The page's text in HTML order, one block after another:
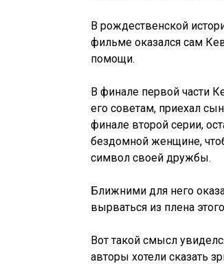
В рождественской
фильме оказался сам
помощи.
В финале первой части
его советам, приехал
финале второй серии,
бездомной женщине,
символ своей дружбы.
Ближними для него
вырваться из плена
Вот такой смысл
авторы хотели сказать